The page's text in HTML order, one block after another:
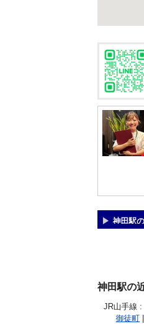
神田駅
神田駅の
JR山手線 :
御徒町